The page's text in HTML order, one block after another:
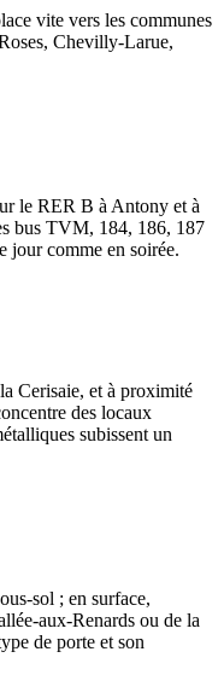
vite vers les communes
Chevilly-Larue,
le RER B à Antony et à
bus TVM, 184, 186, 187
jour comme en soirée.
Cerisaie, et à proximité
des locaux
subissent un
sol ; en surface,
aux-Renards ou de la
de porte et son